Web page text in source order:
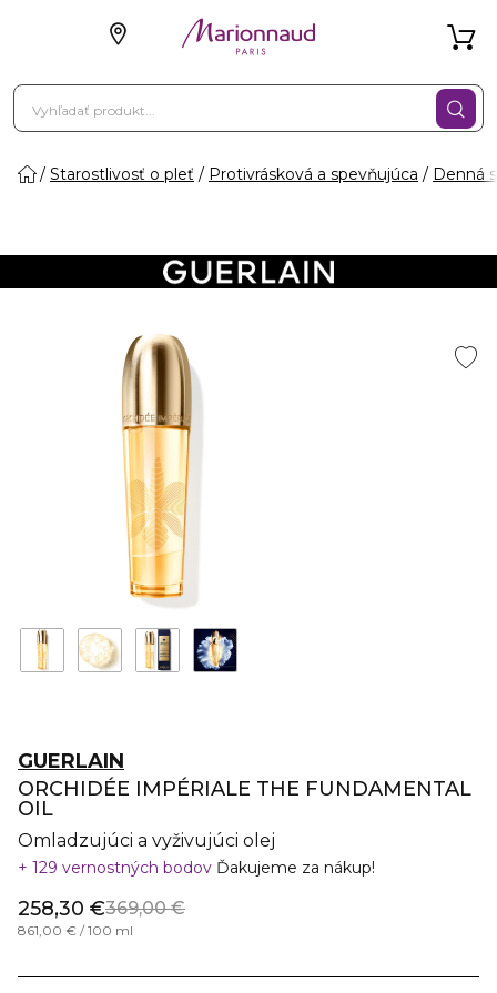
Starostlivosť o pleť Protivrásková a spevňujúca Denná
GUERLAIN
ORCHIDÉE IMPÉRIALE THE FUNDAMENTAL
OIL
Omladzujúci a vyživujúci olej
129 vernostných bodov Ďakujeme za nákup!
258,30 €369,00 €
861,00 € / 100 ml